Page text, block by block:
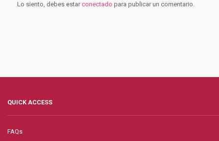
Lo siento, debes estarconectado para publicar un comentario.
QUICK ACCESS
FAQs